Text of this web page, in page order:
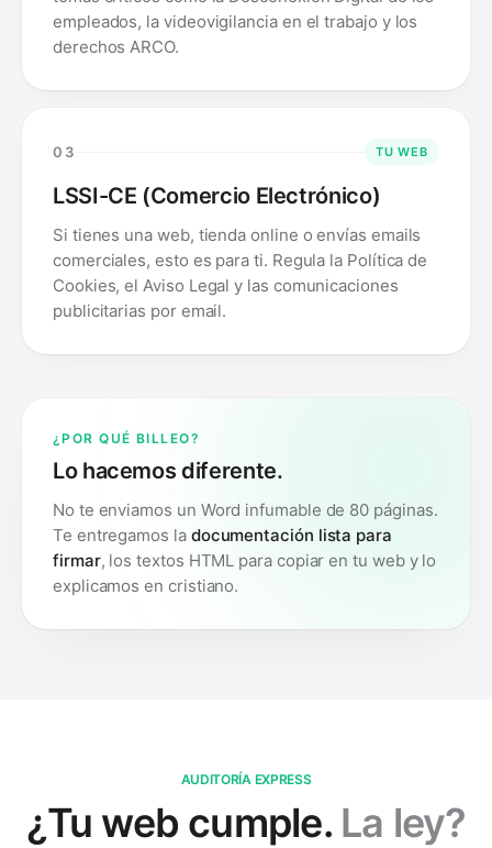
empleados, la videovigilancia en el trabajo y los
derechos ARCO.
03 TU WEB
LSSI-CE (Comercio Electrónico)
Si tienes una web, tienda online o envías emails
comerciales, esto es para ti. Regula la Política de
Cookies, el Aviso Legal y las comunicaciones
publicitarias por email.
¿POR QUÉ BILLEO?
Lo hacemos diferente.
No te enviamos un Word infumable de 80 páginas.
Te entregamos la documentación lista para
firmar, los textos HTML para copiar en tu web y lo
explicamos en cristiano.
AUDITORÍA EXPRESS
¿Tu web cumple. La ley?